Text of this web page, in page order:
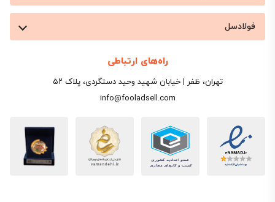
فولادسل
راه‌های ارتباطی
تهران، ظفر | خیابان شهید وحید دستگردی، پلاک ۵۲
info@fooladsell.com